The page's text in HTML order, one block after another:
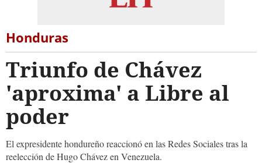
Honduras
Triunfo de Chávez
'aproxima' a Libre al
poder
El expresidente hondureño reaccionó en las Redes Sociales tras la
reelección de Hugo Chávez en Venezuela.